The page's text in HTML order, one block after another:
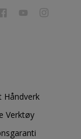
Håndverk
Verktøy